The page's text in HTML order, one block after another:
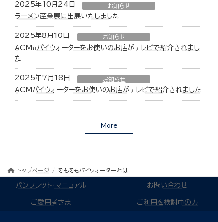
2025年10月24日 お知らせ
ラーメン産業展に出展いたしました
2025年8月10日 お知らせ
ACMπパイウォーターをお使いのお店がテレビで紹介されまし
た
2025年7月18日 お知らせ
ACMパイウォーターをお使いのお店がテレビで紹介されました
More
トップページ そもそもパイウォーターとは
パンフレット・マニュアル お問い合わせ
ご愛用者さま ご利用を検討中の方